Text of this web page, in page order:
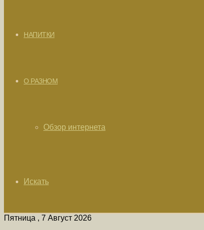
НАПИТКИ
О РАЗНОМ
Обзор интернета
Искать
Пятница , 7 Август 2026